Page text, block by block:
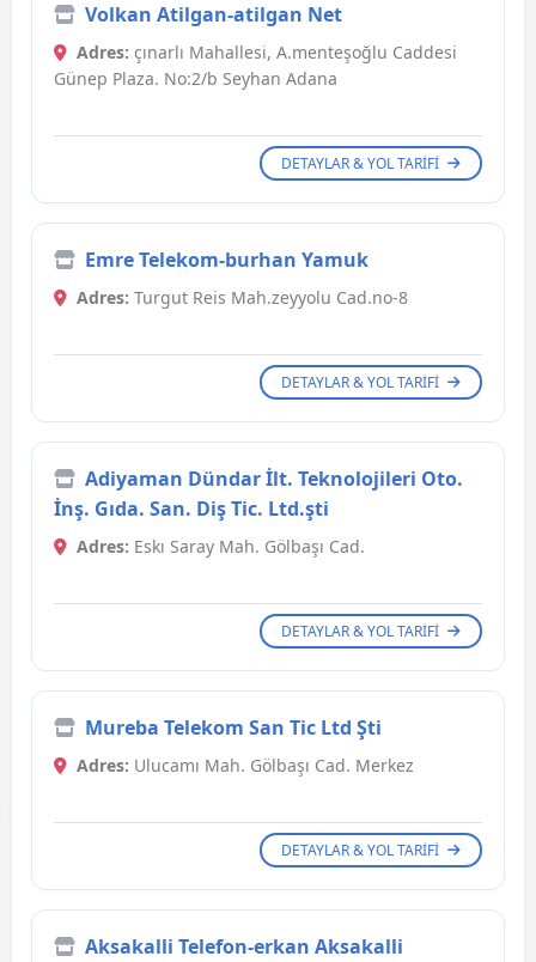
Volkan Atilgan-atilgan Net
Adres: çınarlı Mahallesi, A.menteşoğlu Caddesi
Günep Plaza. No:2/b Seyhan Adana
DETAYLAR & YOL TARIFI
Emre Telekom-burhan Yamuk
Adres: Turgut Reis Mah.zeyyolu Cad.no-8
DETAYLAR & YOL TARIFI
Adiyaman Dündar İlt. Teknolojileri Oto.
İnş. Gıda. San. Diş Tic. Ltd.şti
Adres: Eskı Saray Mah. Gölbaşı Cad.
DETAYLAR & YOL TARIFI
Mureba Telekom San Tic Ltd Şti
Adres: Ulucamı Mah. Gölbaşı Cad. Merkez
DETAYLAR & YOL TARIFI
Aksakalli Telefon-erkan Aksakalli